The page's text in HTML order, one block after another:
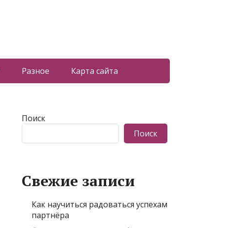
Разное Карта сайта
Поиск
Поиск
Свежие записи
Как научиться радоваться успехам
партнёра